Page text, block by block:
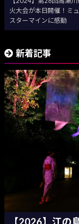
火大会が本日開催！ミ
スターマインに感動
新着記事
【2026】江